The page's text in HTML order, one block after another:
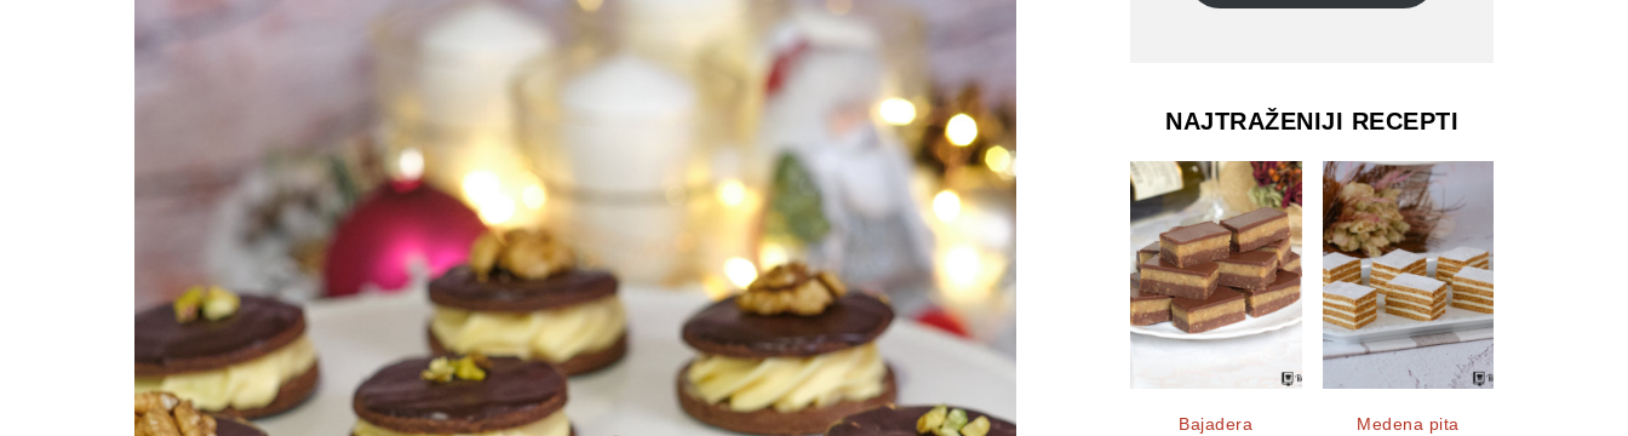
NAJTRAŽENIJI RECEPTI
Bajadera Medena pita